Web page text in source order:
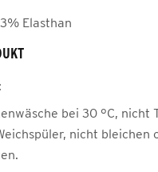
Elasthan
bei 30 °C, nicht
nicht bleichen